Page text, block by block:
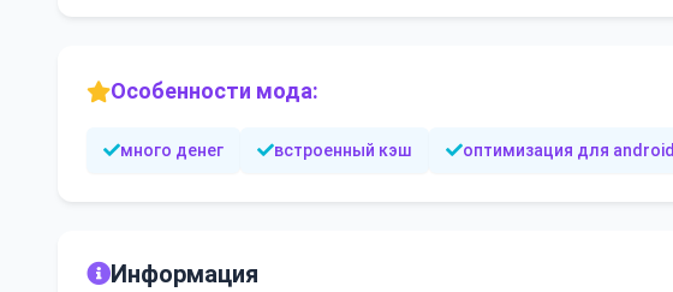
Особенности мода:
много денег встроенный кэш оптимизация для android
Информация